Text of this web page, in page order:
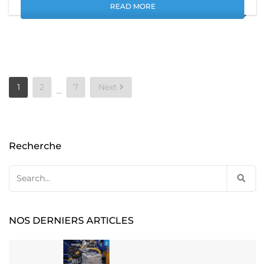
READ MORE
Posts
pagination
1 2 … 7 Next
Recherche
for:
NOS DERNIERS ARTICLES